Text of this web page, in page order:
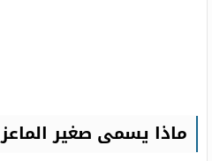
ماذا يسمى صغير الماعز